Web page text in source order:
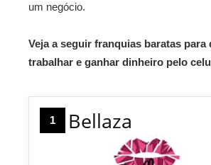
um negócio.
Veja a seguir franquias baratas para
trabalhar e ganhar dinheiro pelo
1 Bellaza